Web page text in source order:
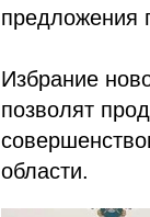
предложения
Избрание
позволят
области.